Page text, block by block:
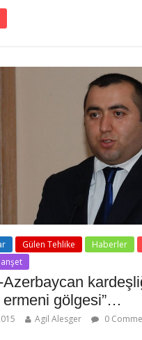
Gülen Tehlike Haberler
ermeni gölgesi”…
Agil Alesger 0